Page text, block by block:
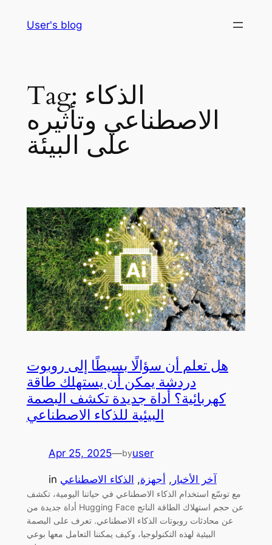
User's blog
Tag: الذكاء
الاصطناعي وتأثيره
على البيئة
هل تعلم أن سؤالًا بسيطًا إلى روبوت
دردشة يمكن أن يستهلك طاقة
كهربائية؟ أداة جديدة تكشف البصمة
البيئية للذكاء الاصطناعي
Apr 25, 2025—byuser
in آخر الأخبار , أجهزة, الذكاء الاصطناعي
مع توسّع استخدام الذكاء الاصطناعي في حياتنا اليومية، تكشف
أداة جديدة من Hugging Face عن حجم استهلاك الطاقة الناتج
عن محادثات روبوتات الذكاء الاصطناعي. تعرف على البصمة
البيئية لهذه التكنولوجيا، وكيف يمكننا التعامل معها بوعي